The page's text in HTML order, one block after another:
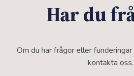
Har du
Om du har frågor eller
kontakta oss.